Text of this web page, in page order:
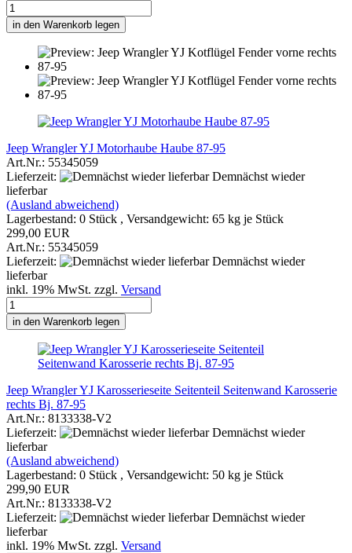
in den Warenkorb legen
Jeep Wrangler YJ Motorhaube Haube 87-95
Art.Nr.: 55345059
Lieferzeit:
Demnächst wieder
lieferbar
(Ausland abweichend)
Lagerbestand: 0 Stück , Versandgewicht: 65 kg je Stück
299,00 EUR
Art.Nr.: 55345059
Lieferzeit:
Demnächst wieder
lieferbar
inkl. 19% MwSt. zzgl. Versand
in den Warenkorb legen
Jeep Wrangler YJ Karosserieseite Seitenteil Seitenwand Karosserie
rechts Bj. 87-95
Art.Nr.: 8133338-V2
Lieferzeit:
Demnächst wieder
lieferbar
(Ausland abweichend)
Lagerbestand: 0 Stück , Versandgewicht: 50 kg je Stück
299,90 EUR
Art.Nr.: 8133338-V2
Lieferzeit:
Demnächst wieder
lieferbar
inkl. 19% MwSt. zzgl. Versand